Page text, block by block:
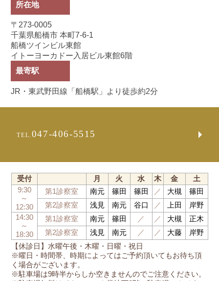
所在地
〒273-0005
千葉県船橋市 本町7-6-1
船橋ツインビル東館
イトーヨーカドー入居ビル東館6階
最寄駅
JR・東武野田線「船橋駅」より徒歩約2分
TEL. 047-406-5515
【休診日】水曜午後・木曜・日曜・祝日
※曜日・時間帯、時期によってはご予約頂いてもお待ち頂
く場合がございます。
※駐車場は9時半からしか空きませんのでご注意ください。
受付 月 火 水 木 金
土
9:30
～
12:30
第1診察室 南元 篠田 篠田 ／ 大槻
篠田
第2診察室
浅見 南元 谷口 ／ 上田
岸野
14:30
～
18:30
第1診察室 南元 篠田 ／ ／ 大槻
正木
第2診察室
浅見 南元 ／ ／ 大藤 岸野